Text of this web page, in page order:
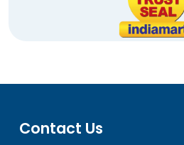
Contact Us